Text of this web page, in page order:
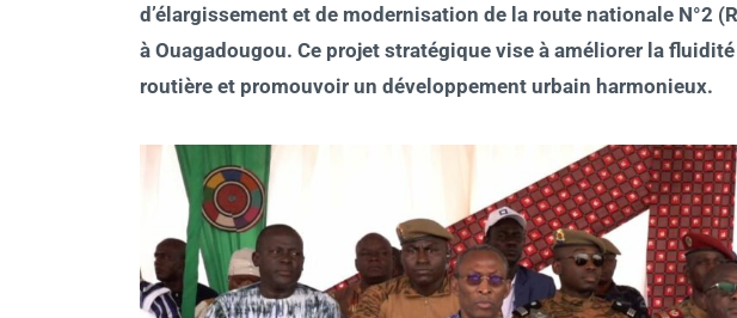
d’élargissement et de modernisation de la route nationale N°2
à Ouagadougou. Ce projet stratégique vise à améliorer la
routière et promouvoir un développement urbain harmonieux.